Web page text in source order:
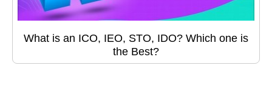
What is an ICO, IEO, STO, IDO? Which one is
the Best?